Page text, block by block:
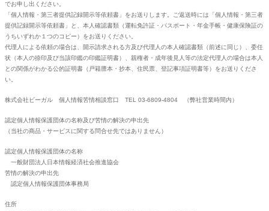
でお申し出ください。
「個人情報・第三者提供記録開示等依頼書」をお送りします。ご返送時には「個人情報・第三者
提供記録開示等依頼書」と、本人確認書類（運転免許証・パスポート・年金手帳・健康保険証の
うちいずれか１つのコピー）をお送りください。
代理人による依頼の場合は、開示請求される方及び代理人の本人確認書類（前述に同じ）、委任
状（本人の捺印及び当該印鑑の印鑑証明書）、親権者・成年後見人等の法定代理人の場合は本人
との関係がわかる公的証明書（戸籍謄本・抄本、住民票、登記事項証明書等）をお送りくださ
い。
株式会社ビーガル 個人情報苦情相談窓口 TEL 03-6809-4804 （弊社営業時間内）
認定個人情報保護団体の名称及び苦情の解決の申出先
（当社の商品・サービスに関する問合せ先ではありません）
認定個人情報保護団体の名称
一般財団法人日本情報経済社会推進協会
苦情の解決の申出先
認定個人情報保護団体事務局
住所